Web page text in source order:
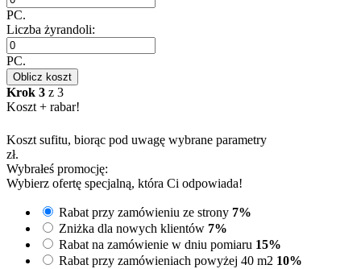
PC.
Liczba żyrandoli:
PC.
Oblicz koszt
Krok 3 z 3
Koszt + rabar!
Koszt sufitu, biorąc pod uwagę wybrane parametry
zł.
Wybrałeś promocję:
Wybierz ofertę specjalną, która Ci odpowiada!
Rabat przy zamówieniu ze strony 7%
Zniżka dla nowych klientów 7%
Rabat na zamówienie w dniu pomiaru 15%
Rabat przy zamówieniach powyżej 40 m2 10%